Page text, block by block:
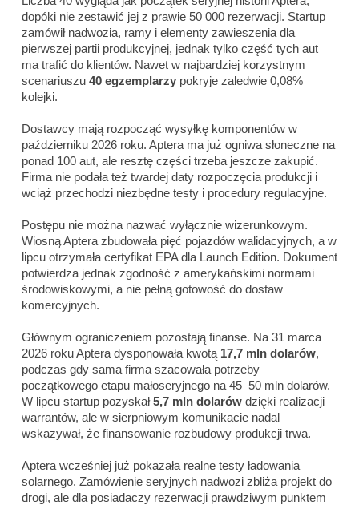
dopóki nie zestawić jej z prawie 50 000 rezerwacji. Startup
zamówił nadwozia, ramy i elementy zawieszenia dla
pierwszej partii produkcyjnej, jednak tylko część tych aut
ma trafić do klientów. Nawet w najbardziej korzystnym
scenariuszu 40 egzemplarzy pokryje zaledwie 0,08%
kolejki.
Dostawcy mają rozpocząć wysyłkę komponentów w
październiku 2026 roku. Aptera ma już ogniwa słoneczne na
ponad 100 aut, ale resztę części trzeba jeszcze zakupić.
Firma nie podała też twardej daty rozpoczęcia produkcji i
wciąż przechodzi niezbędne testy i procedury regulacyjne.
Postępu nie można nazwać wyłącznie wizerunkowym.
Wiosną Aptera zbudowała pięć pojazdów walidacyjnych, a w
lipcu otrzymała certyfikat EPA dla Launch Edition. Dokument
potwierdza jednak zgodność z amerykańskimi normami
środowiskowymi, a nie pełną gotowość do dostaw
komercyjnych.
Głównym ograniczeniem pozostają finanse. Na 31 marca
2026 roku Aptera dysponowała kwotą 17,7 mln dolarów,
podczas gdy sama firma szacowała potrzeby
początkowego etapu małoseryjnego na 45–50 mln dolarów.
W lipcu startup pozyskał5,7 mln dolarów dzięki realizacji
warrantów, ale w sierpniowym komunikacie nadal
wskazywał, że finansowanie rozbudowy produkcji trwa.
Aptera wcześniej już pokazała realne testy ładowania
solarnego. Zamówienie seryjnych nadwozi zbliża projekt do
drogi, ale dla posiadaczy rezerwacji prawdziwym punktem